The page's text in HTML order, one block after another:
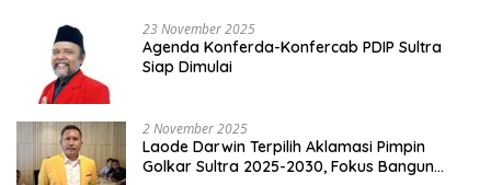
23 November 2025
Agenda Konferda-Konfercab PDIP Sultra
Siap Dimulai
2 November 2025
Laode Darwin Terpilih Aklamasi Pimpin
Golkar Sultra 2025-2030, Fokus Bangun